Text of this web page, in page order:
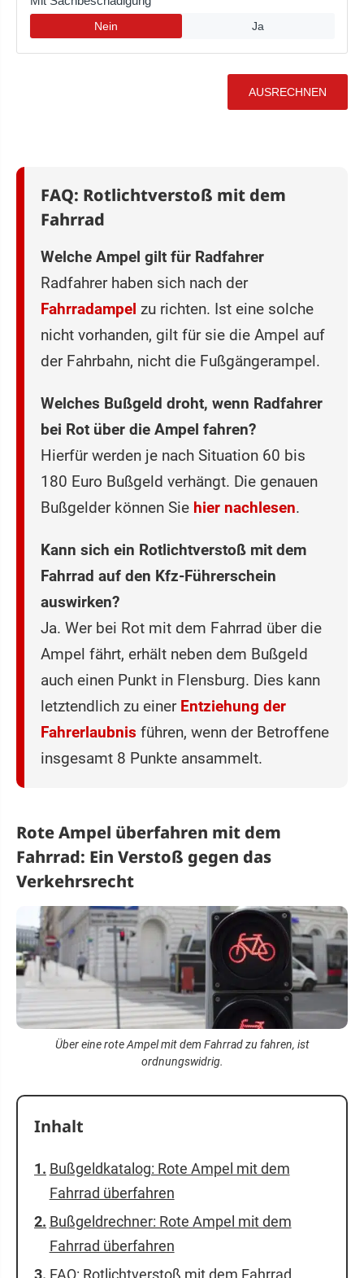
FAQ: Rotlichtverstoß mit dem
Fahrrad
Welche Ampel gilt für Radfahrer
Radfahrer haben sich nach der
Fahrradampel zu richten. Ist eine solche
nicht vorhanden, gilt für sie die Ampel auf
der Fahrbahn, nicht die Fußgängerampel.
Welches Bußgeld droht, wenn Radfahrer
bei Rot über die Ampel fahren?
Hierfür werden je nach Situation 60 bis
180 Euro Bußgeld verhängt. Die genauen
Bußgelder können Sie hier nachlesen.
Kann sich ein Rotlichtverstoß mit dem
Fahrrad auf den Kfz-Führerschein
auswirken?
Ja. Wer bei Rot mit dem Fahrrad über die
Ampel fährt, erhält neben dem Bußgeld
auch einen Punkt in Flensburg. Dies kann
letztendlich zu einer Entziehung der
Fahrerlaubnis führen, wenn der Betroffene
insgesamt 8 Punkte ansammelt.
Rote Ampel überfahren mit dem
Fahrrad: Ein Verstoß gegen das
Verkehrsrecht
Über eine rote Ampel mit dem Fahrrad zu fahren, ist
ordnungswidrig.
Inhalt
Bußgeldkatalog: Rote Ampel mit dem
Fahrrad überfahren
Bußgeldrechner: Rote Ampel mit dem
Fahrrad überfahren
FAQ: Rotlichtverstoß mit dem Fahrrad